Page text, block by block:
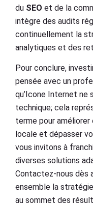
du SEO et de la
intègre des audits
continuellement la
analytiques et des
Pour conclure,
pensée avec un
qu’Icone Internet ne
technique; cela
terme pour
locale et dépasser
vous invitons à
diverses solutions
Contactez-nous dès
ensemble la
au sommet des